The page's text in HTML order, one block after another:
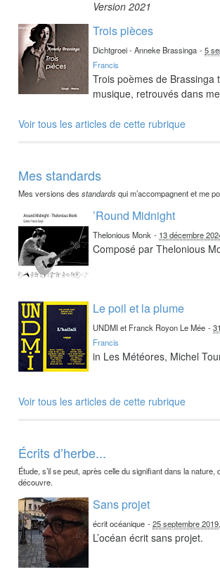
Version 2021
Trois pièces
Dichtgroei - Anneke Brassinga -5
Francis
Trois poèmes de Brassinga
musique, retrouvés dans
Voir tous les articles de cette rubrique
Mes standards
Mes versions desstandardsqui m’accompagnent et me
’Round Midnight
Thelonious Monk - 13 décembre
Composé par Thelonious
Le poil et la plume
UNDMI et Franck Royon Le Mée -
Francis
in Les Météores, Michel
Voir tous les articles de cette rubrique
Écrits d’herbe...
Étude, s’il se peut, après celle du signifiant dans la nature,
découvre.
Sans projet
écrit océanique -25 septembre 2019
L’océan écrit sans projet.